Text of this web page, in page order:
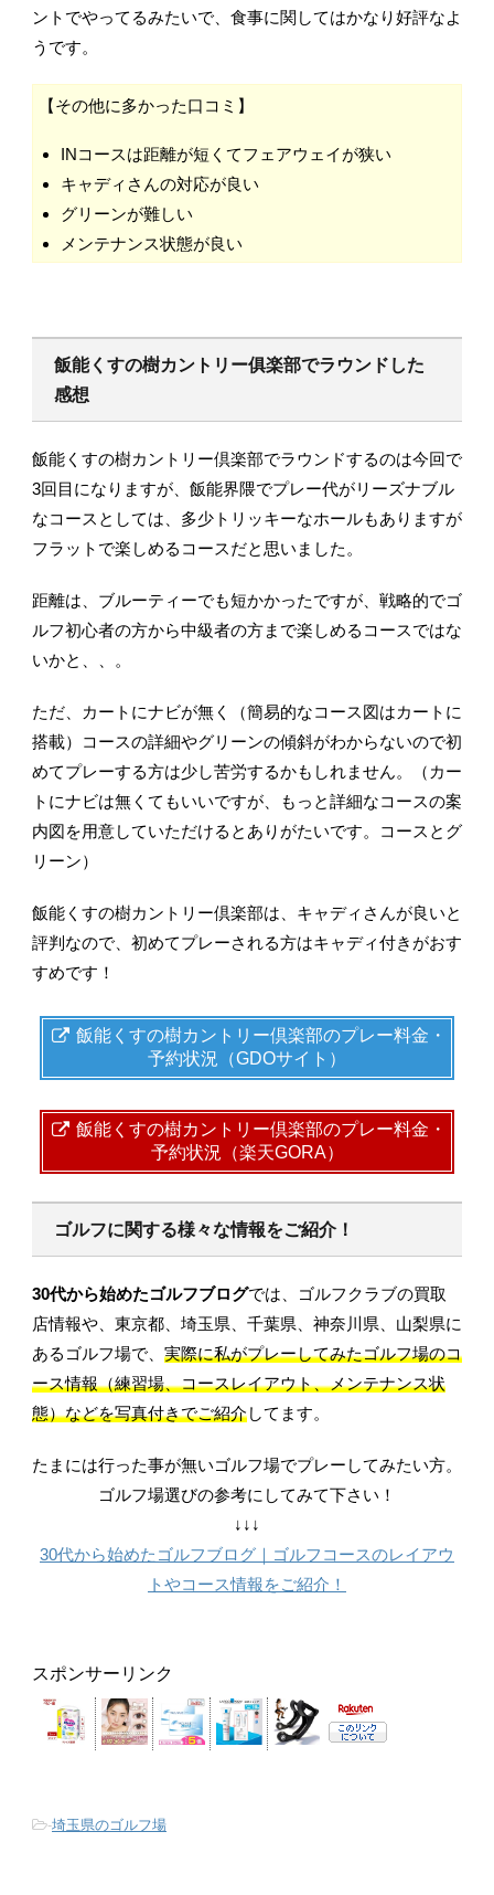
ントでやってるみたいで、食事に関してはかなり好評なよ
うです。
【その他に多かった口コミ】
INコースは距離が短くてフェアウェイが狭い
キャディさんの対応が良い
グリーンが難しい
メンテナンス状態が良い
飯能くすの樹カントリー俱楽部でラウンドした
感想
飯能くすの樹カントリー倶楽部でラウンドするのは今回で
3回目になりますが、飯能界隈でプレー代がリーズナブル
なコースとしては、多少トリッキーなホールもありますが
フラットで楽しめるコースだと思いました。
距離は、ブルーティーでも短かかったですが、戦略的でゴ
ルフ初心者の方から中級者の方まで楽しめるコースではな
いかと、、。
ただ、カートにナビが無く（簡易的なコース図はカートに
搭載）コースの詳細やグリーンの傾斜がわからないので初
めてプレーする方は少し苦労するかもしれません。（カー
トにナビは無くてもいいですが、もっと詳細なコースの案
内図を用意していただけるとありがたいです。コースとグ
リーン）
飯能くすの樹カントリー倶楽部は、キャディさんが良いと
評判なので、初めてプレーされる方はキャディ付きがおす
すめです！
飯能くすの樹カントリー倶楽部のプレー料金・
予約状況（GDOサイト）
飯能くすの樹カントリー倶楽部のプレー料金・
予約状況（楽天GORA）
ゴルフに関する様々な情報をご紹介！
30代から始めたゴルフブログでは、ゴルフクラブの買取
店情報や、東京都、埼玉県、千葉県、神奈川県、山梨県に
あるゴルフ場で、 実際に私がプレーしてみたゴルフ場のコ
ース情報（練習場、コースレイアウト、メンテナンス状
態）などを写真付きでご紹介してます。
たまには行った事が無いゴルフ場でプレーしてみたい方。
ゴルフ場選びの参考にしてみて下さい！
↓↓↓
30代から始めたゴルフブログ｜ゴルフコースのレイアウ
トやコース情報をご紹介！
-埼玉県のゴルフ場